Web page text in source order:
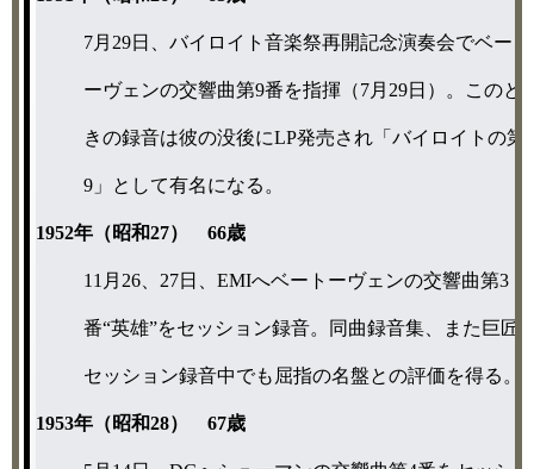
7月29日、バイロイト音楽祭再開記念演奏会でベート
ーヴェンの交響曲第9番を指揮（7月29日）。このと
きの録音は彼の没後にLP発売され「バイロイトの第
9」として有名になる。
1952年（昭和27） 66歳
11月26、27日、EMIへベートーヴェンの交響曲第3
番“英雄”をセッション録音。同曲録音集、また巨匠
セッション録音中でも屈指の名盤との評価を得る。
1953年（昭和28） 67歳